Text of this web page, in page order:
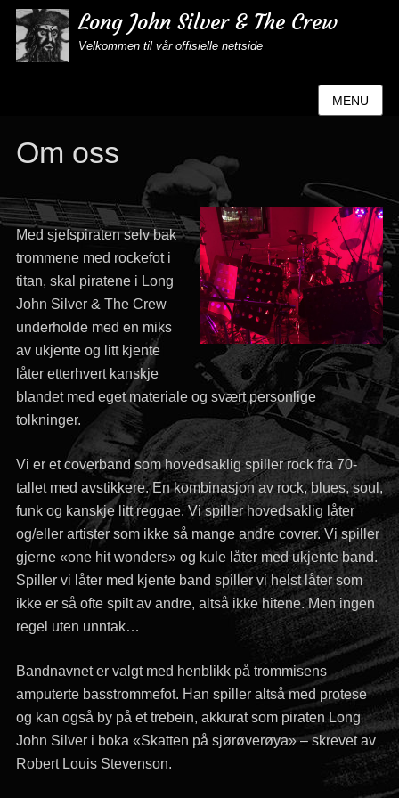
Long John Silver & The Crew
Velkommen til vår offisielle nettside
MENU
Om oss
Med sjefspiraten selv bak
trommene med rockefot i
titan, skal piratene i Long
John Silver & The Crew
underholde med en miks
av ukjente og litt kjente
låter etterhvert kanskje
blandet med eget materiale og svært personlige
tolkninger.
Vi er et coverband som hovedsaklig spiller rock fra 70-
tallet med avstikkere. En kombinasjon av rock, blues, soul,
funk og kanskje litt reggae. Vi spiller hovedsaklig låter
og/eller artister som ikke så mange andre covrer. Vi spiller
gjerne «one hit wonders» og kule låter med ukjente band.
Spiller vi låter med kjente band spiller vi helst låter som
ikke er så ofte spilt av andre, altså ikke hitene. Men ingen
regel uten unntak…
Bandnavnet er valgt med henblikk på trommisens
amputerte basstrommefot. Han spiller altså med protese
og kan også by på et trebein, akkurat som piraten Long
John Silver i boka «Skatten på sjørøverøya» – skrevet av
Robert Louis Stevenson.